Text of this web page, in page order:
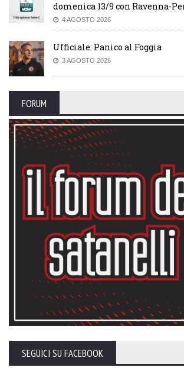
Antonini: “Penalizzazione non
salvezza i punti che devono
restituirci”
domenica 13/9 con Ravenna-
4 AGOSTO 2026
Ufficiale: Panico al Foggia
3 AGOSTO 2026
FORUM
SEGUICI SU FACEBOOK